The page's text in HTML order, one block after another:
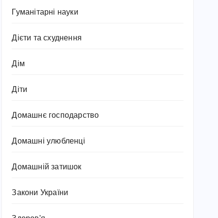
Гуманітарні науки
Дієти та схуднення
Дім
Діти
Домашнє господарство
Домашні улюбленці
Домашній затишок
Закони України